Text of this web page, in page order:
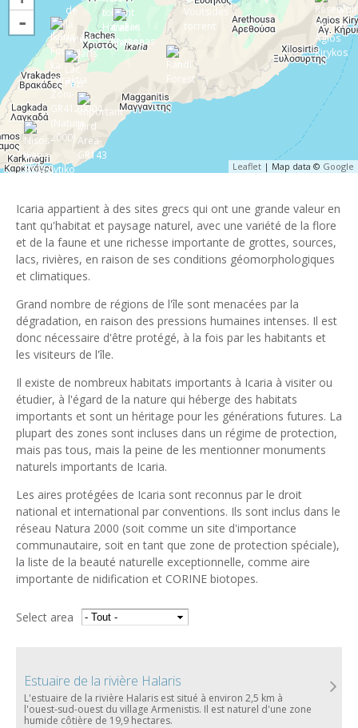
-
Leaflet | Map data © Google
Icaria appartient à des sites grecs qui ont une grande valeur en
tant qu'habitat et paysage naturel, avec une variété de la flore
et de la faune et une richesse importante de grottes, sources,
lacs, rivières, en raison de ses conditions géomorphologiques
et climatiques.
Grand nombre de régions de l'île sont menacées par la
dégradation, en raison des pressions humaines intenses. Il est
donc nécessaire d'être protégé, à la fois par les habitants et
les visiteurs de l'île.
Il existe de nombreux habitats importants à Icaria à visiter ou
étudier, à l'égard de la nature qui héberge des habitats
importants et sont un héritage pour les générations futures. La
plupart des zones sont incluses dans un régime de protection,
mais pas tous, mais la peine de les mentionner monuments
naturels importants de Icaria.
Les aires protégées de Icaria sont reconnus par le droit
national et international par conventions. Ils sont inclus dans le
réseau Natura 2000 (soit comme un site d'importance
communautaire, soit en tant que zone de protection spéciale),
la liste de la beauté naturelle exceptionnelle, comme aire
importante de nidification et CORINE biotopes.
Select area
Estuaire de la rivière Halaris
L'estuaire de la rivière Halaris est situé à environ 2,5 km à
l'ouest-sud-ouest du village Armenistis. Il est naturel d'une zone
humide côtière de 19,9 hectares.